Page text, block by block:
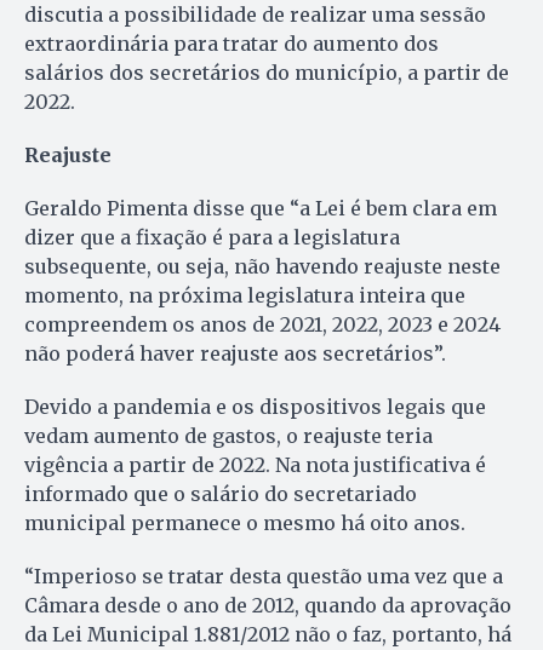
discutia a possibilidade de realizar uma sessão
extraordinária para tratar do aumento dos
salários dos secretários do município, a partir de
2022.
Reajuste
Geraldo Pimenta disse que “a Lei é bem clara em
dizer que a fixação é para a legislatura
subsequente, ou seja, não havendo reajuste neste
momento, na próxima legislatura inteira que
compreendem os anos de 2021, 2022, 2023 e 2024
não poderá haver reajuste aos secretários”.
Devido a pandemia e os dispositivos legais que
vedam aumento de gastos, o reajuste teria
vigência a partir de 2022. Na nota justificativa é
informado que o salário do secretariado
municipal permanece o mesmo há oito anos.
“Imperioso se tratar desta questão uma vez que a
Câmara desde o ano de 2012, quando da aprovação
da Lei Municipal 1.881/2012 não o faz, portanto, há